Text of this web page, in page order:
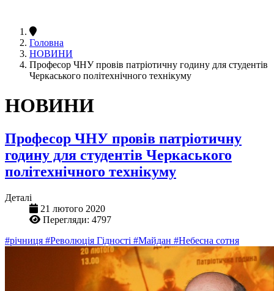
Головна
НОВИНИ
Професор ЧНУ провів патріотичну годину для студентів
Черкаського політехнічного технікуму
НОВИНИ
Професор ЧНУ провів патріотичну
годину для студентів Черкаського
політехнічного технікуму
Деталі
21 лютого 2020
Перегляди: 4797
#річниця #Революція Гідності #Майдан #Небесна сотня